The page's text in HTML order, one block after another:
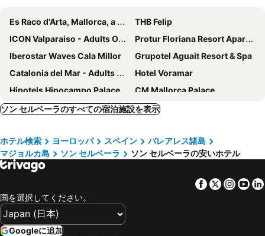
Es Raco d'Arta, Mallorca, a Member of Design Hotels
THB Felip
ICON Valparaiso - Adults Only
Protur Floriana Resort Aparthotel
Iberostar Waves Cala Millor
Grupotel Aguait Resort & Spa
Catalonia del Mar - Adults Only
Hotel Voramar
Hipotels Hipocampo Palace
CM Mallorca Palace
Lago Garden Hotel & Spa
THB Guya Playa
VIVA Cala Mesquida Suites & Spa Adults Only 16+
Marins Suites - Adults Only Hotel
センティド プラヤ デル モロ
Hipotels Coma Gran
Yartan Boutique Hotel
AluaSoul Carolina
ベラビスタ ホテル & スパ
My Rooms Manacor Centre by My Rooms Hotels
Senator Cala Millor
ソン セルベーラのすべての宿泊施設を表示
ホテル検索 ヨーロッパ スペイン
バレアレス諸島
マジョルカ島
ソン セルベーラ ソン セルベーラの安いホテル
Facebook
Twitter
国を選択してください。
Googleに追加